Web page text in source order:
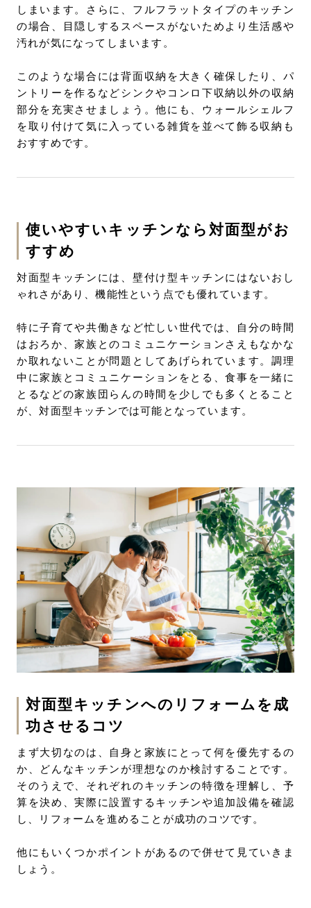
しまいます。さらに、フルフラットタイプのキッチン
の場合、目隠しするスペースがないためより生活感や
汚れが気になってしまいます。
このような場合には背面収納を大きく確保したり、パ
ントリーを作るなどシンクやコンロ下収納以外の収納
部分を充実させましょう。他にも、ウォールシェルフ
を取り付けて気に入っている雑貨を並べて飾る収納も
おすすめです。
使いやすいキッチンなら対面型がお
すすめ
対面型キッチンには、壁付け型キッチンにはないおし
ゃれさがあり、機能性という点でも優れています。
特に子育てや共働きなど忙しい世代では、自分の時間
はおろか、家族とのコミュニケーションさえもなかな
か取れないことが問題としてあげられています。調理
中に家族とコミュニケーションをとる、食事を一緒に
とるなどの家族団らんの時間を少しでも多くとること
が、対面型キッチンでは可能となっています。
対面型キッチンへのリフォームを成
功させるコツ
まず大切なのは、自身と家族にとって何を優先するの
か、どんなキッチンが理想なのか検討することです。
そのうえで、それぞれのキッチンの特徴を理解し、予
算を決め、実際に設置するキッチンや追加設備を確認
し、リフォームを進めることが成功のコツです。
他にもいくつかポイントがあるので併せて見ていきま
しょう。